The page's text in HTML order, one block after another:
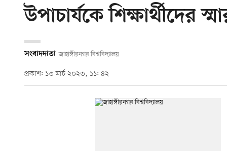
উপাচার্যকে শিক্ষার্থীদের
সংবাদদাতা জাহাঙ্গীরনগর বিশ্ববিদ্যালয়
প্রকাশ: ১৩ মার্চ ২০২৩, ১১: ৪২